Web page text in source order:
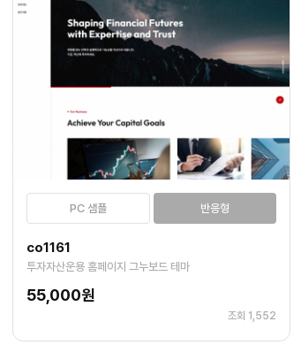
PC 샘플 반응형
co1161
투자자산운용 홈페이지 그누보드 테마
55,000원
조회 1,552